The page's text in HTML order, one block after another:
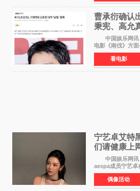
剧，讲述了一位往
曹承衍确认
秉宪、高允
士团
中国娱乐网讯
电影《南伐》方
息。通过歌手活动
片中饰演拥有出
一历史动作大片中
看电影
宁艺卓艾特
们​请健康上
中国娱乐网讯
aespa成员宁艺卓
账号，正面喊话回
广泛关注。 宁
意到部分网友持续
偶像活动